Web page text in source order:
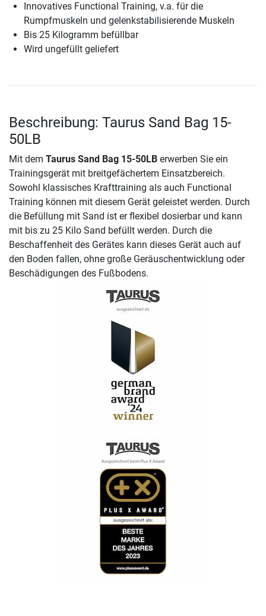
Innovatives Functional Training, v.a. für die
Rumpfmuskeln und gelenkstabilisierende Muskeln
Bis 25 Kilogramm befüllbar
Wird ungefüllt geliefert
Beschreibung: Taurus Sand Bag 15-
50LB
Mit dem Taurus Sand Bag 15-50LB erwerben Sie ein
Trainingsgerät mit breitgefächertem Einsatzbereich.
Sowohl klassisches Krafttraining als auch Functional
Training können mit diesem Gerät geleistet werden. Durch
die Befüllung mit Sand ist er flexibel dosierbar und kann
mit bis zu 25 Kilo Sand befüllt werden. Durch die
Beschaffenheit des Gerätes kann dieses Gerät auch auf
den Boden fallen, ohne große Geräuschentwicklung oder
Beschädigungen des Fußbodens.